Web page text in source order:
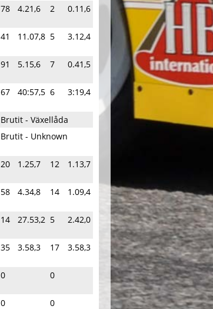
78 4.21,6 2 0.11,6
41 11.07,8 5 3.12,4
91 5.15,6 7 0.41,5
67 40:57,5 6 3:19,4
Brutit - Växellåda
Brutit - Unknown
20 1.25,7 12 1.13,7
58 4.34,8 14 1.09,4
14 27.53,2 5 2.42,0
35 3.58,3 17 3.58,3
0 0
0 0